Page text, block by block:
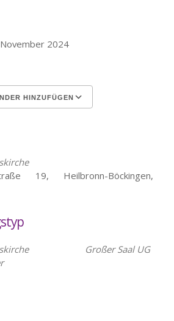
2024
HINZUFÜGEN
19, Heilbronn-Böckingen,
Großer Saal UG